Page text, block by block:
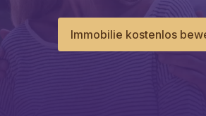
Immobilie kostenlos